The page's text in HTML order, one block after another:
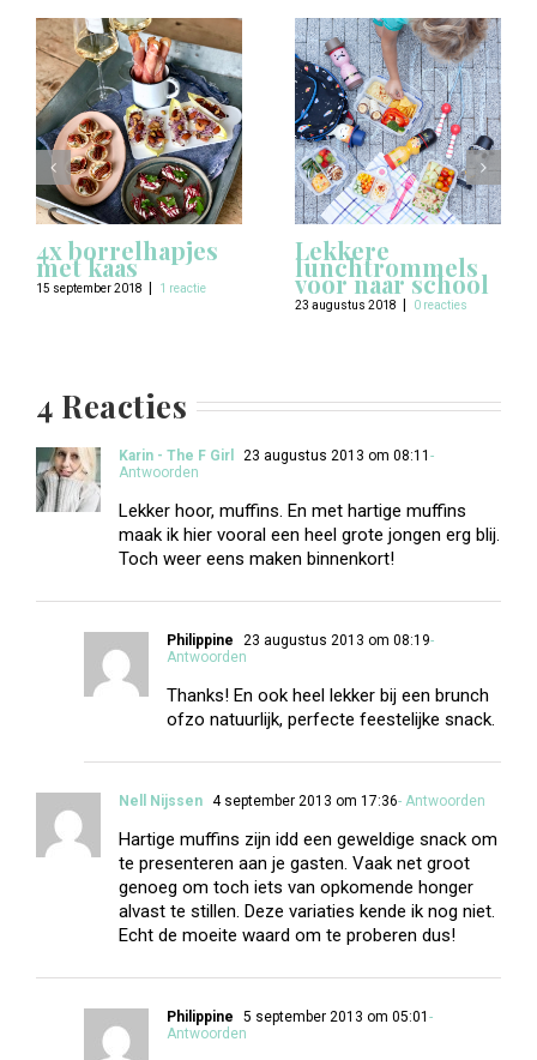
4x borrelhapjes
met kaas
15 september 2018 1 reactie
Lekkere
lunchtrommels
voor naar school
23 augustus 2018 0 reacties
4 Reacties
Karin - The F Girl 23 augustus 2013 om 08:11 -
Antwoorden
Lekker hoor, muffins. En met hartige muffins
maak ik hier vooral een heel grote jongen erg blij.
Toch weer eens maken binnenkort!
Philippine 23 augustus 2013 om 08:19-
Antwoorden
Thanks! En ook heel lekker bij een brunch
ofzo natuurlijk, perfecte feestelijke snack.
Nell Nijssen 4 september 2013 om 17:36- Antwoorden
Hartige muffins zijn idd een geweldige snack om
te presenteren aan je gasten. Vaak net groot
genoeg om toch iets van opkomende honger
alvast te stillen. Deze variaties kende ik nog niet.
Echt de moeite waard om te proberen dus!
Philippine 5 september 2013 om 05:01 -
Antwoorden